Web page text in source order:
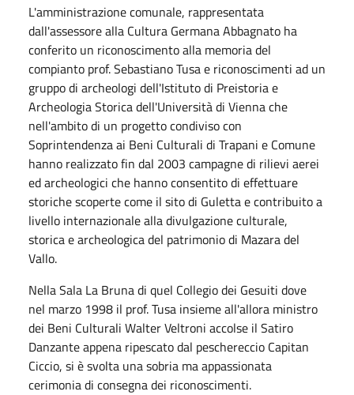
L'amministrazione comunale, rappresentata
dall'assessore alla Cultura Germana Abbagnato ha
conferito un riconoscimento alla memoria del
compianto prof. Sebastiano Tusa e riconoscimenti ad un
gruppo di archeologi dell'Istituto di Preistoria e
Archeologia Storica dell'Università di Vienna che
nell'ambito di un progetto condiviso con
Soprintendenza ai Beni Culturali di Trapani e Comune
hanno realizzato fin dal 2003 campagne di rilievi aerei
ed archeologici che hanno consentito di effettuare
storiche scoperte come il sito di Guletta e contribuito a
livello internazionale alla divulgazione culturale,
storica e archeologica del patrimonio di Mazara del
Vallo.
Nella Sala La Bruna di quel Collegio dei Gesuiti dove
nel marzo 1998 il prof. Tusa insieme all'allora ministro
dei Beni Culturali Walter Veltroni accolse il Satiro
Danzante appena ripescato dal peschereccio Capitan
Ciccio, si è svolta una sobria ma appassionata
cerimonia di consegna dei riconoscimenti.